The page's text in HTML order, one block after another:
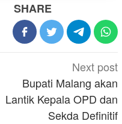
SHARE
Next post
Bupati Malang akan
Lantik Kepala OPD dan
Sekda Definitif